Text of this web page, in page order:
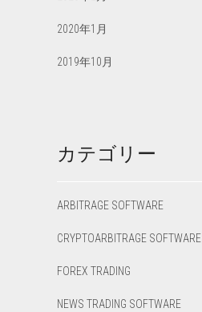
2020年1月
2019年10月
カテゴリー
ARBITRAGE SOFTWARE
CRYPTOARBITRAGE SOFTWARE
FOREX TRADING
NEWS TRADING SOFTWARE